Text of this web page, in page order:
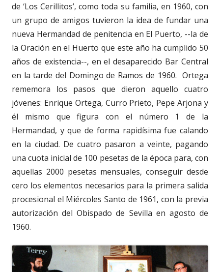
de ‘Los Cerillitos’, como toda su familia, en 1960, con
un grupo de amigos tuvieron la idea de fundar una
nueva Hermandad de penitencia en El Puerto, --la de
la Oración en el Huerto que este año ha cumplido 50
años de existencia--, en el desaparecido Bar Central
en la tarde del Domingo de Ramos de 1960. Ortega
rememora los pasos que dieron aquello cuatro
jóvenes: Enrique Ortega, Curro Prieto, Pepe Arjona y
él mismo que figura con el número 1 de la
Hermandad, y que de forma rapidísima fue calando
en la ciudad. De cuatro pasaron a veinte, pagando
una cuota inicial de 100 pesetas de la época para, con
aquellas 2000 pesetas mensuales, conseguir desde
cero los elementos necesarios para la primera salida
procesional el Miércoles Santo de 1961, con la previa
autorización del Obispado de Sevilla en agosto de
1960.